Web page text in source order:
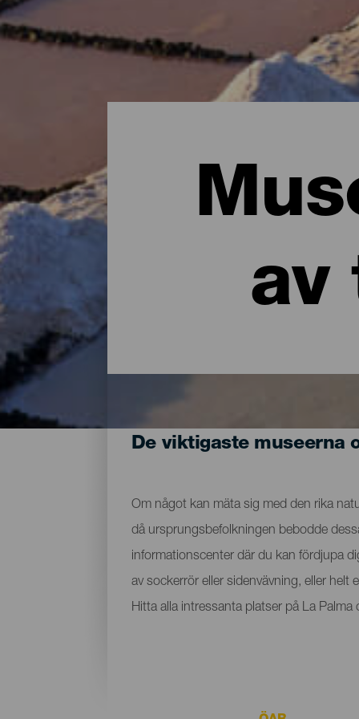
av
De viktigaste museerna
Om något kan mäta sig med den rika
då ursprungsbefolkningen bebodde
informationscenter där du kan fördjupa
av sockerrör eller sidenvävning, eller
Hitta alla intressanta platser på La